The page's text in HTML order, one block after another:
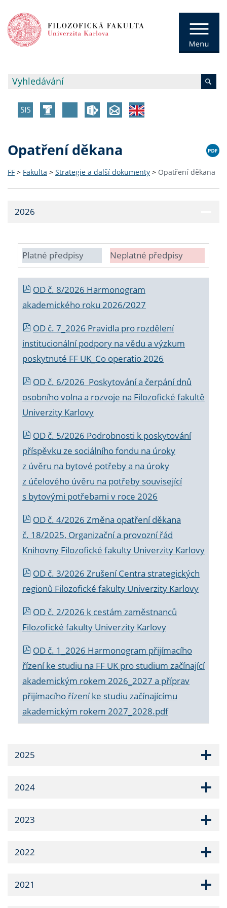
Opatření děkana
FF > Fakulta > Strategie a další dokumenty > Opatření děkana
2026
Platné předpisy Neplatné předpisy
OD č. 8/2026 Harmonogram
akademického roku 2026/2027
OD č. 7_2026 Pravidla pro rozdělení
institucionální podpory na vědu a výzkum
poskytnuté FF UK_Co operatio 2026
OD č. 6/2026 Poskytování a čerpání dnů
osobního volna a rozvoje na Filozofické fakultě
Univerzity Karlovy
OD č. 5/2026 Podrobnosti k poskytování
příspěvku ze sociálního fondu na úroky
z úvěru na bytové potřeby a na úroky
z účelového úvěru na potřeby související
s bytovými potřebami v roce 2026
OD č. 4/2026 Změna opatření děkana
č. 18/2025, Organizační a provozní řád
Knihovny Filozofické fakulty Univerzity Karlovy
OD č. 3/2026 Zrušení Centra strategických
regionů Filozofické fakulty Univerzity Karlovy
OD č. 2/2026 k cestám zaměstnanců
Filozofické fakulty Univerzity Karlovy
OD č. 1_2026 Harmonogram přijímacího
řízení ke studiu na FF UK pro studium začínající
akademickým rokem 2026_2027 a příprav
přijímacího řízení ke studiu začínajícímu
akademickým rokem 2027_2028.pdf
2025
2024
2023
2022
2021